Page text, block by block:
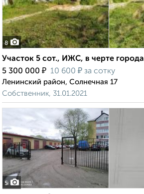
8
Участок 5 сот., ИЖС, в черте города
5 300 000 ₽ 10 600 ₽ за сотку
Ленинский район, Солнечная 17
Собственник, 31.01.2021
5